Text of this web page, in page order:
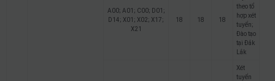
A00; A01; C00; D01;
D14; X01; X02; X17;
X21
18 18 18
theo tổ
hợp xét
tuyển;
Đào tạo
tại Đắk
Lắk
Xét
tuyển